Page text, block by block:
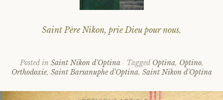
Saint Père Nikon, prie Dieu pour nous.
Posted in Saint Nikon d'Optina Tagged Optina, Optino,
Orthodoxie, Saint Barsanuphe d'Optina, Saint Nikon d'Optina